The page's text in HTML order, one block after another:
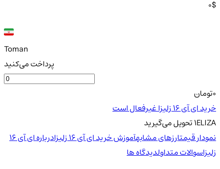
0$
Toman
پرداخت می‌کنید
تومان
خرید ای آی 16 زلیزا غیرفعال است
1ELIZA تحویلمی‌گیرید
نمودار قیمتارزهای مشابهآموزش خرید ای آی 16 زلیزا
درباره ای آی 16
زلیزاسوالات متداولدیدگاه ها